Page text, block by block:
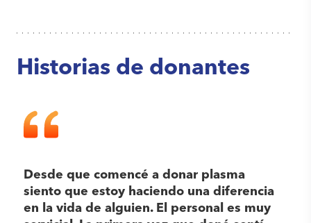
Historias de donantes
Desde que comencé a donar plasma
siento que estoy haciendo una diferencia
en la vida de alguien. El personal es muy